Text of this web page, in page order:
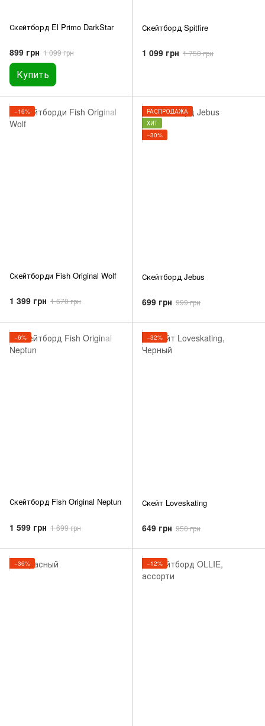
Скейтборд El Primo DarkStar
899 грн 1 099 грн
Купить
Скейтборд Spitfire
1 099 грн 1 750 грн
−16%
Скейтборди Fish Original Wolf
1 399 грн 1 670 грн
РАСПРОДАЖА
ХИТ
−30%
Скейтборд Jebus
699 грн 999 грн
−6%
Скейтборд Fish Original Neptun
1 599 грн 1 699 грн
−32%
Скейт Loveskating
649 грн 950 грн
−36% −12%